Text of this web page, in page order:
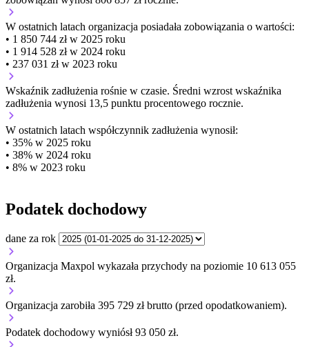
W ostatnich latach organizacja posiadała zobowiązania o wartości:
• 1 850 744 zł w 2025 roku
• 1 914 528 zł w 2024 roku
• 237 031 zł w 2023 roku
Wskaźnik zadłużenia rośnie w czasie. Średni wzrost wskaźnika
zadłużenia wynosi 13,5 punktu procentowego rocznie.
W ostatnich latach współczynnik zadłużenia wynosił:
• 35% w 2025 roku
• 38% w 2024 roku
• 8% w 2023 roku
Podatek dochodowy
dane za rok
Organizacja Maxpol wykazała przychody na poziomie 10 613 055
zł.
Organizacja zarobiła 395 729 zł brutto (przed opodatkowaniem).
Podatek dochodowy wyniósł 93 050 zł.